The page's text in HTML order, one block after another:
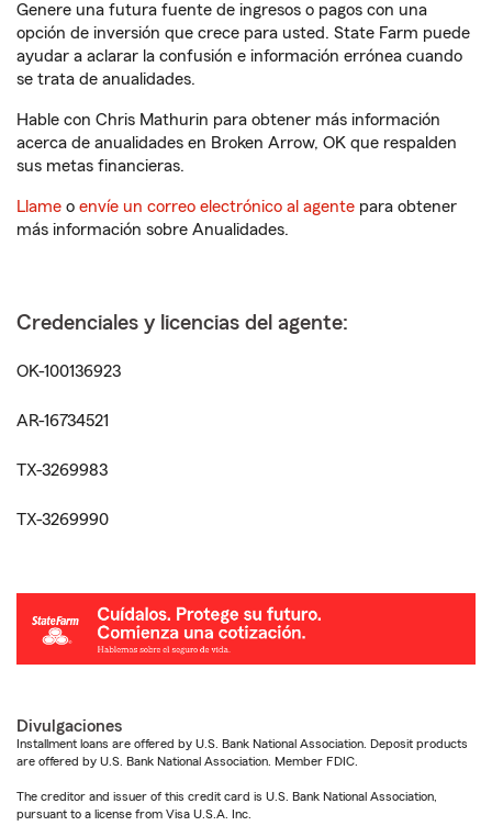
Genere una futura fuente de ingresos o pagos con una
opción de inversión que crece para usted. State Farm puede
ayudar a aclarar la confusión e información errónea cuando
se trata de anualidades.
Hable con Chris Mathurin para obtener más información
acerca de anualidades en Broken Arrow, OK que respalden
sus metas financieras.
Llame o envíe un correo electrónico al agente para obtener
más información sobre Anualidades.
Credenciales y licencias del agente:
OK-100136923
AR-16734521
TX-3269983
TX-3269990
Divulgaciones
Installment loans are offered by U.S. Bank National Association. Deposit products
are offered by U.S. Bank National Association. Member FDIC.
The creditor and issuer of this credit card is U.S. Bank National Association,
pursuant to a license from Visa U.S.A. Inc.